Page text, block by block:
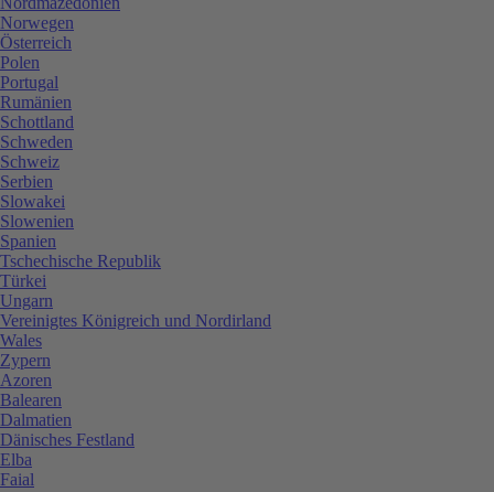
Norwegen
Österreich
Polen
Portugal
Rumänien
Schottland
Schweden
Schweiz
Serbien
Slowakei
Slowenien
Spanien
Tschechische Republik
Türkei
Ungarn
Vereinigtes Königreich und Nordirland
Wales
Zypern
Azoren
Balearen
Dalmatien
Dänisches Festland
Elba
Faial